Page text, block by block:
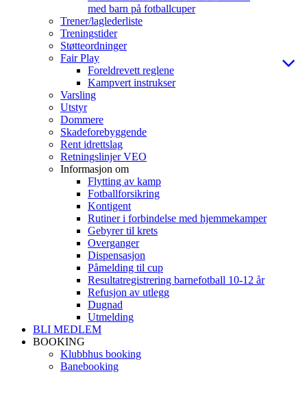
med barn på fotballcuper
Trener/laglederliste
Treningstider
Støtteordninger
Fair Play
Foreldrevett reglene
Kampvert instrukser
Varsling
Utstyr
Dommere
Skadeforebyggende
Rent idrettslag
Retningslinjer VEO
Informasjon om
Flytting av kamp
Fotballforsikring
Kontigent
Rutiner i forbindelse med hjemmekamper
Gebyrer til krets
Overganger
Dispensasjon
Påmelding til cup
Resultatregistrering barnefotball 10-12 år
Refusjon av utlegg
Dugnad
Utmelding
BLI MEDLEM
BOOKING
Klubbhus booking
Banebooking